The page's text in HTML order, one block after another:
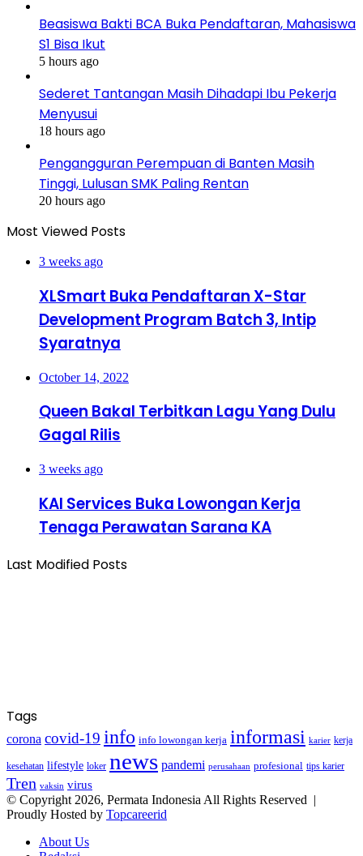
Beasiswa Bakti BCA Buka Pendaftaran, Mahasiswa
S1 Bisa Ikut
5 hours ago
Sederet Tantangan Masih Dihadapi Ibu Pekerja
Menyusui
18 hours ago
Pengangguran Perempuan di Banten Masih
Tinggi, Lulusan SMK Paling Rentan
20 hours ago
Most Viewed Posts
3 weeks ago
XLSmart Buka Pendaftaran X-Star
Development Program Batch 3, Intip
Syaratnya
October 14, 2022
Queen Bakal Terbitkan Lagu Yang Dulu
Gagal Rilis
3 weeks ago
KAI Services Buka Lowongan Kerja
Tenaga Perawatan Sarana KA
Last Modified Posts
Tags
corona covid-19 info info lowongan kerja informasi karier kerja
kesehatan lifestyle loker news pandemi perusahaan profesional tips karier
Tren vaksin virus
© Copyright 2026, Permata Indonesia All Rights Reserved |
Proudly Hosted by Topcareerid
About Us